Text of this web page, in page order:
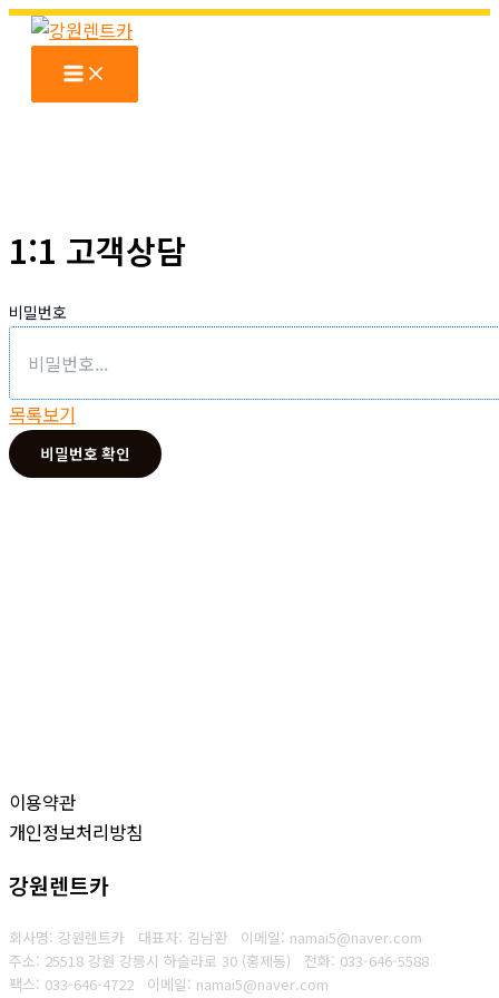
콘
기
1:1 고객상담
비밀번호
목록보기
비밀번호 확인
이용약관
개인정보처리방침
강원렌트카
회사명: 강원렌트카 대표자: 김남환 이메일: namai5@naver.com
주소: 25518 강원 강릉시 하슬라로 30 (홍제동) 전화: 033-646-5588
팩스: 033-646-4722
이메일: namai5@naver.com